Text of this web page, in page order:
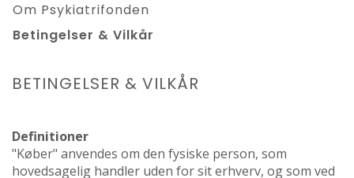
Om Psykiatrifonden
Betingelser & Vilkår
BETINGELSER & VILKÅR
Definitioner
"Køber" anvendes om den fysiske person, som
hovedsagelig handler uden for sit erhverv, og som ved